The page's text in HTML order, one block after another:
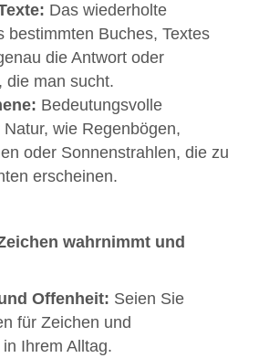
Das wiederholte
bestimmten Buches, Textes
die Antwort oder
die man sucht.
Bedeutungsvolle
wie Regenbögen,
oder Sonnenstrahlen, die zu
erscheinen.
wahrnimmt und
Offenheit: Seien Sie
für Zeichen und
Ihrem Alltag.